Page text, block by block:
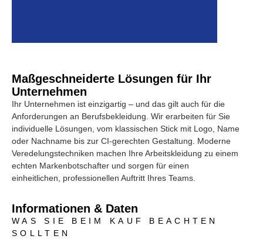
Maßgeschneiderte Lösungen für Ihr
Unternehmen
Ihr Unternehmen ist einzigartig – und das gilt auch für die
Anforderungen an Berufsbekleidung. Wir erarbeiten für Sie
individuelle Lösungen, vom klassischen Stick mit Logo, Name
oder Nachname bis zur CI-gerechten Gestaltung. Moderne
Veredelungstechniken machen Ihre Arbeitskleidung zu einem
echten Markenbotschafter und sorgen für einen
einheitlichen, professionellen Auftritt Ihres Teams.
Informationen & Daten
WAS SIE BEIM KAUF BEACHTEN
SOLLTEN